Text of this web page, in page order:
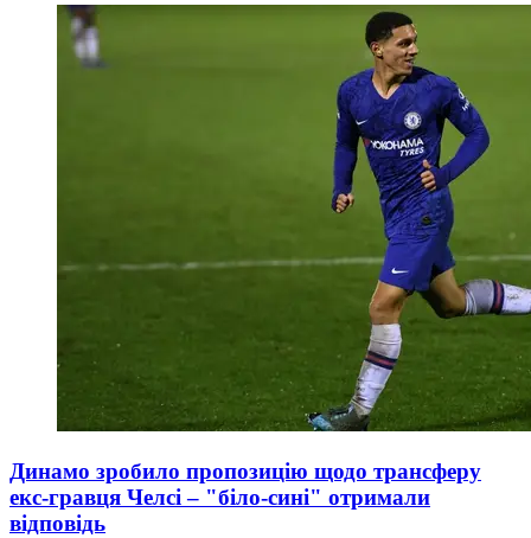
Динамо зробило пропозицію щодо трансферу
екс-гравця Челсі – "біло-сині" отримали
відповідь